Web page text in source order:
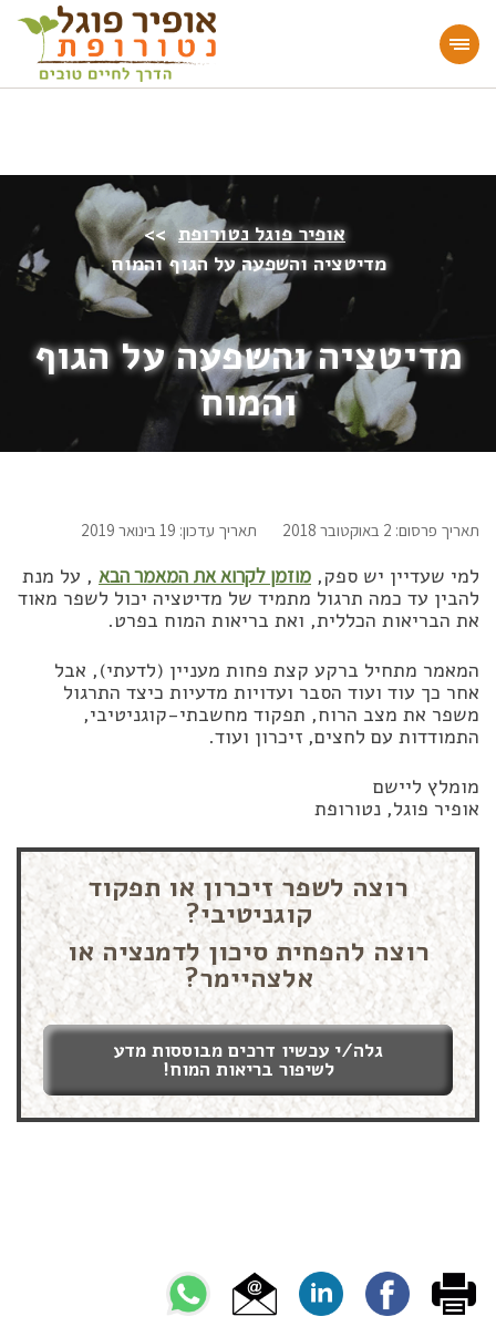
מעוניינים להעמיק או להתחיל דרך חיים בריאה?
הצטרפו לאתר!
אופיר פוגל נטורופת >>
מדיטציה והשפעה על הגוף והמוח
מדיטציה והשפעה על הגוף
והמוח
תאריך פרסום: 2 באוקטובר 2018 תאריך עדכון: 19 בינואר 2019
למי שעדיין יש ספק, מוזמן לקרוא את המאמר הבא , על מנת
להבין עד כמה תרגול מתמיד של מדיטציה יכול לשפר מאוד
את הבריאות הכללית, ואת בריאות המוח בפרט.
המאמר מתחיל ברקע קצת פחות מעניין (לדעתי), אבל
אחר כך עוד ועוד הסבר ועדויות מדעיות כיצד התרגול
משפר את מצב הרוח, תפקוד מחשבתי-קוגניטיבי,
התמודדות עם לחצים, זיכרון ועוד.
מומלץ ליישם
אופיר פוגל, נטורופת
רוצה לשפר זיכרון או תפקוד
קוגניטיבי?
רוצה להפחית סיכון לדמנציה או
אלצהיימר?
גלה/י עכשיו דרכים מבוססות מדע
לשיפור בריאות המוח!